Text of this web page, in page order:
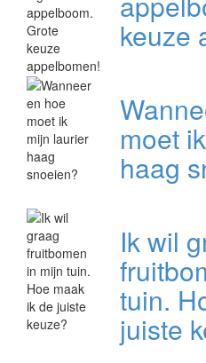
keuze
moet
haag
Ik wil
tuin.
juiste